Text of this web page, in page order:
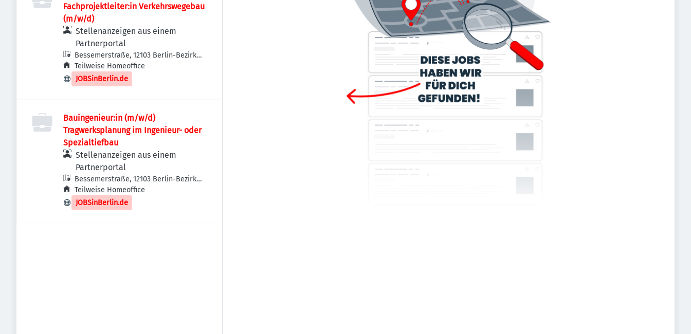
Fachprojektleiter:in Verkehrswegebau
(m/w/d)
Stellenanzeigen aus einem
Partnerportal
Bessemerstraße, 12103 Berlin-Bezirk
Tempelhof-Schöneberg, Deutschland
Teilweise Homeoffice
JOBSinBerlin.de
Bauingenieur:in (m/w/d)
Tragwerksplanung im Ingenieur- oder
Spezialtiefbau
Stellenanzeigen aus einem
Partnerportal
Bessemerstraße, 12103 Berlin-Bezirk
Tempelhof-Schöneberg, Deutschland
Teilweise Homeoffice
JOBSinBerlin.de